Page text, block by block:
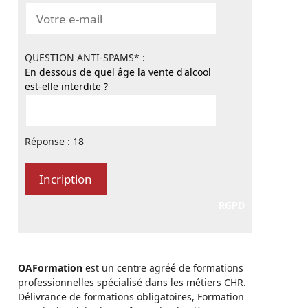
QUESTION ANTI-SPAMS* :
En dessous de quel âge la vente d'alcool
est-elle interdite ?
Réponse : 18
OAFormation est un centre agréé de formations
professionnelles spécialisé dans les métiers CHR.
Délivrance de formations obligatoires, Formation